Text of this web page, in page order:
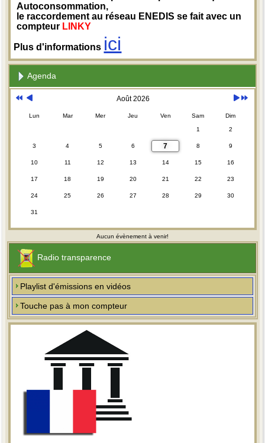
Autoconsommation,
le raccordement au réseau ENEDIS se fait avec un
compteur LINKY
Plus d'informations ici
Agenda
Août 2026
Lun Mar Mer Jeu Ven Sam Dim
1 2
3 4 5 6 7 8 9
10 11 12 13 14 15 16
17 18 19 20 21 22 23
24 25 26 27 28 29 30
31
Aucun évènement à venir!
Radio transparence
Playlist d'émissions en vidéos
Touche pas à mon compteur